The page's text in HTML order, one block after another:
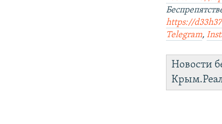
https://
Telegram,
Новости